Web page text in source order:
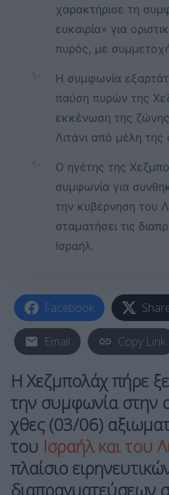
χαρακτήρισε τη
ευκαιρία» για
πυρός, με
✨
Η συμφωνία
παύση πυρών της
εκκένωση της
Λιτάνι από μέλη
✨
Ο ηγέτης της
συμφωνία για
την κυβέρνηση του
σταματήσει τις
Ισραήλ.
Facebook
Email Copy Link
Η Χεζμπολάχ πήρε
την συμφωνία στην
χθες (03/06)
του Ισραήλ και του
πλαίσιο
διαπραγματεύσεων